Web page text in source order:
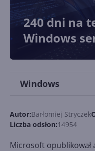
240 dni na
Windows
Windows
Autor:Barłomiej Stryczek
Liczba odsłon:14954
Microsoft opublikował